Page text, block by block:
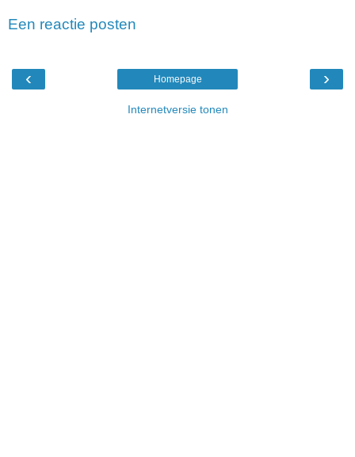
Een reactie posten
‹ ›
Homepage
Internetversie tonen